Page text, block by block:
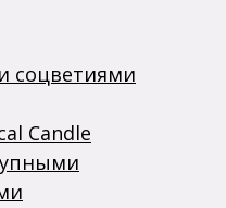
соцветиями
Candle